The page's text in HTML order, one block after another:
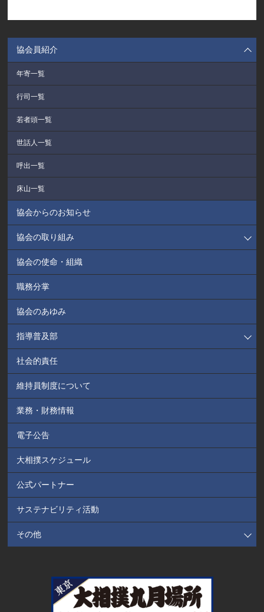
協会員紹介
年寄一覧
行司一覧
若者頭一覧
世話人一覧
呼出一覧
床山一覧
協会からのお知らせ
協会の取り組み
協会の使命・組織
職務分掌
協会のあゆみ
指導普及部
社会的責任
維持員制度について
業務・財務情報
電子公告
大相撲スケジュール
公式パートナー
サステナビリティ活動
その他